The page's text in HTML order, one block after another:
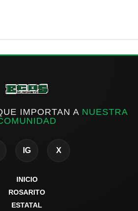
IMPORTAN A NUESTRA
IG X
INICIO
ROSARITO
ESTATAL